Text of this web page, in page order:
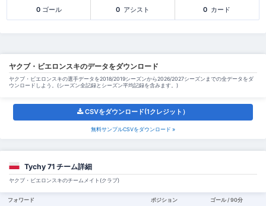
0ゴール 0 アシスト 0 カード
ヤクブ・ビエロンスキのデータをダウンロード
ヤクブ・ビエロンスキの選手データを2018/2019シーズンから2026/2027シーズンまでの全データをダ
ウンロードしよう。(シーズン全記録とシーズン平均記録を含みます。)
CSVをダウンロード(1クレジット）
無料サンプルCSVをダウンロード »
Tychy 71 チーム詳細
ヤクブ・ビエロンスキのチームメイト(クラブ)
フォワード ポジション ゴール / 90分